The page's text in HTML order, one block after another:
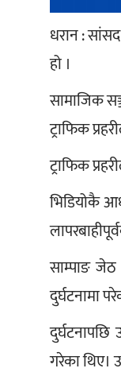
धरान :
हो ।
सामाजिक
ट्राफिक
ट्राफिक
भिडियोकै
साम्पाङ
दुर्घटनामा
गरेका थिए।